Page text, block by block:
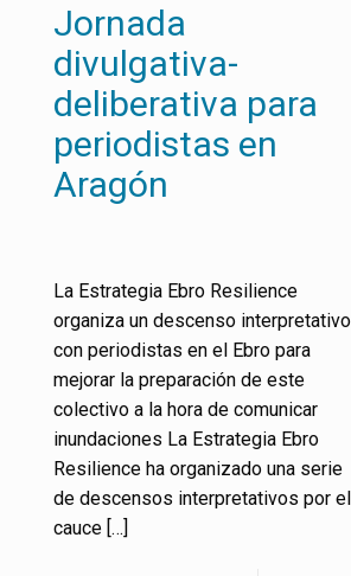
Jornada
divulgativa-
deliberativa para
periodistas en
Aragón
La Estrategia Ebro Resilience
organiza un descenso interpretativo
con periodistas en el Ebro para
mejorar la preparación de este
colectivo a la hora de comunicar
inundaciones La Estrategia Ebro
Resilience ha organizado una serie
de descensos interpretativos por el
cauce […]